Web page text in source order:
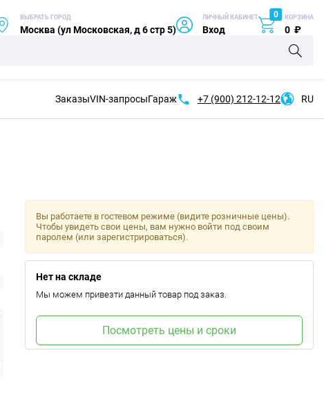
ВЫБРАТЬ ГОРОД
Москва (ул Московская, д 6 стр 5)
ЛИЧНЫЙ КАБИНЕТ
Вход
0 КОРЗИНА
0 ₽
ЗаказыVIN-запросыГараж +7 (900) 212-12-12 RU
Вы работаете в гостевом режиме (видите розничные цены).
Чтобы увидеть свои цены, вам нужно войти под своим
паролем (или зарегистрироваться).
Нет на складе
Мы можем привезти данный товар под заказ.
Посмотреть цены и сроки